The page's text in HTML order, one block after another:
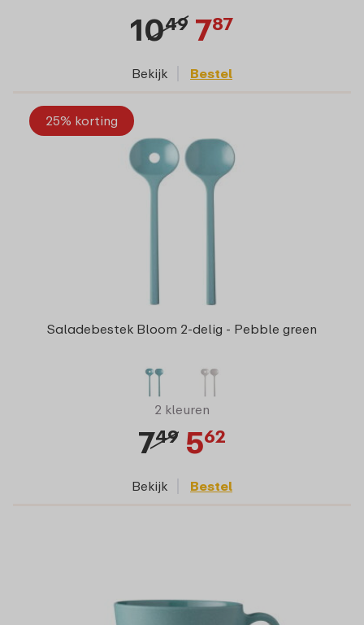
1049 787
Bekijk Bestel
25% korting
Saladebestek Bloom 2-delig - Pebble green
2 kleuren
749 562
Bekijk Bestel